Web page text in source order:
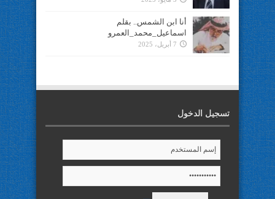
أنا ابن الشمس.. بقلم
اسماعيل_محمد_العمرو
7 أبريل، 2025
تسجيل الدخول